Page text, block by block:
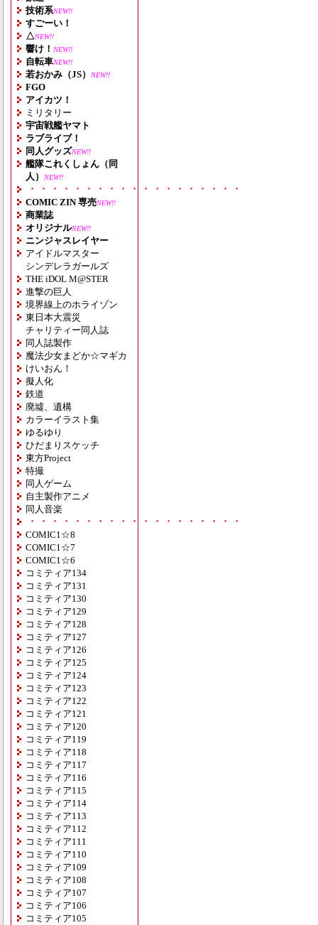
技術系NEW!!
すごーい！
△NEW!!
響け！ NEW!!
自転車NEW!!
若おかみ（JS） NEW!!
FGO
アイカツ！
ミリタリー
宇宙戦艦ヤマト
ラブライブ！
同人グッズNEW!!
艦隊これくしょん（同
人）
NEW!!
・・・・・・・・・・・・・・・・・・・
COMIC ZIN 専売NEW!!
商業誌
オリジナルNEW!!
ニンジャスレイヤー
アイドルマスター
シンデレラガールズ
THE iDOL M@STER
進撃の巨人
境界線上のホライゾン
東日本大震災
チャリティー同人誌
同人誌製作
魔法少女まどか☆マギカ
けいおん！
擬人化
鉄道
廃墟、遺構
カラーイラスト集
ゆるゆり
ひだまりスケッチ
東方Project
特撮
同人ゲーム
自主製作アニメ
同人音楽
・・・・・・・・・・・・・・・・・・・
COMIC1☆8
COMIC1☆7
COMIC1☆6
コミティア134
コミティア131
コミティア130
コミティア129
コミティア128
コミティア127
コミティア126
コミティア125
コミティア124
コミティア123
コミティア122
コミティア121
コミティア120
コミティア119
コミティア118
コミティア117
コミティア116
コミティア115
コミティア114
コミティア113
コミティア112
コミティア111
コミティア110
コミティア109
コミティア108
コミティア107
コミティア106
コミティア105